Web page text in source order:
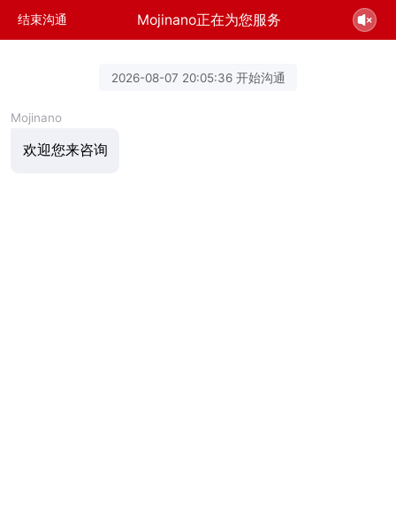
结束沟通 Mojinano正在为您服务
2026-08-07 20:05:36 开始沟通
Mojinano
欢迎您来咨询